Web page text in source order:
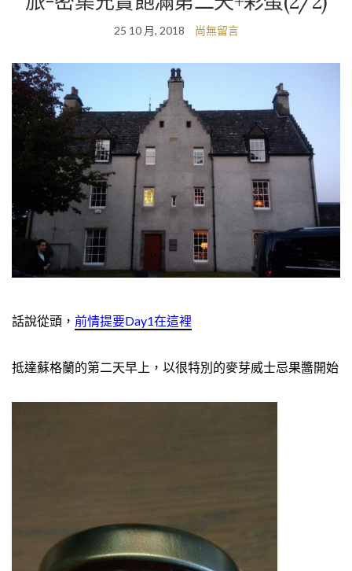
25 10 月, 2018 尚無留言
話說從頭， 前情提要Day1在這裡
抵達蘇格蘭的第二天早上，以很特別的麥芽威士忌果醬開始